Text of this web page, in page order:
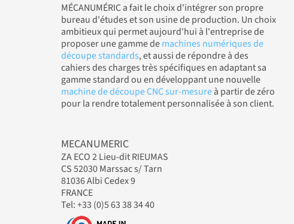
MÉCANUMÉRIC a fait le choix d'intégrer son propre
bureau d'études et son usine de production. Un choix
ambitieux qui permet aujourd'hui à l'entreprise de
proposer une gamme demachines numériques de
découpe standards, et aussi de répondre à des
cahiers des charges très spécifiques en adaptant sa
gamme standard ou en développant une nouvelle
machine de découpe CNC sur-mesureà partir de zéro
pour la rendre totalement personnalisée à son client.
MECANUMERIC
ZA ECO 2 Lieu-dit RIEUMAS
CS 52030 Marssac s/ Tarn
81036 Albi Cedex 9
FRANCE
Tel: +33 (0)5 63 38 34 40